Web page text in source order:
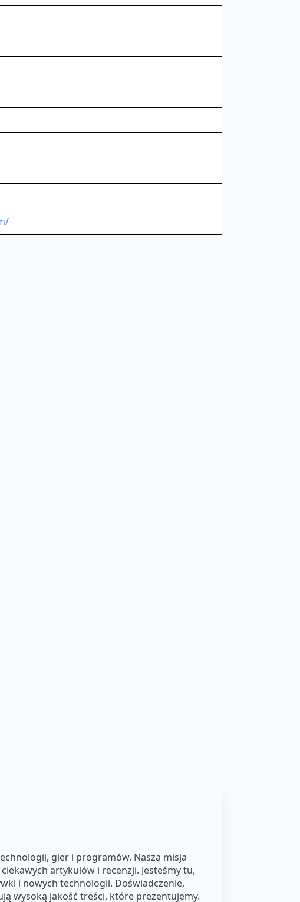
gier i programów. Nasza misja
artykułów i recenzji. Jesteśmy tu,
i nowych technologii. Doświadczenie,
wysoką jakość treści, które prezentujemy.